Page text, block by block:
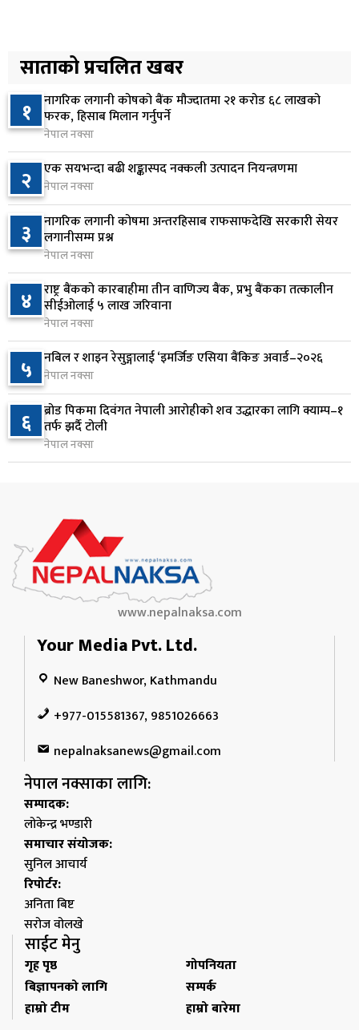
५
ठक्कर दिँदा किशोरको मृत्यु
१ दिन अघि
६
प्रतिनिधिसभा बैठक बस्दै , पाँच विधेयक र प्रतिवेदन
प्रस्तुत हुने
१ दिन अघि
७
आज बस्ने भनिएको राष्ट्रिय सभाको बैठक बुधबारका लागि
सर्‍यो
१ दिन अघि
८
वीरगञ्जमा ट्यांकरको सिल खोलेर तेल निकाल्ने सात जना
रंगेहात पक्राउ
१ दिन अघि
९
जन्मसिद्ध नागरिकता कडा बनाउने ट्रम्पको नयाँ प्रयास, दुई
कार्यकारी आदेश जारी
१० राप्रपाको निर्णय: बागमती प्रदेश सरकारमा सहभागी नहुने
१ दिन अघि
साताको प्रचलित खबर
१ नागरिक लगानी कोषको बैंक मौज्दातमा २१ करोड ६८ लाखको
फरक, हिसाब मिलान गर्नुपर्ने
नेपाल नक्सा
२ एक सयभन्दा बढी शङ्कास्पद नक्कली उत्पादन नियन्त्रणमा
नेपाल नक्सा
३ नागरिक लगानी कोषमा अन्तरहिसाब राफसाफदेखि सरकारी सेयर
लगानीसम्म प्रश्न
नेपाल नक्सा
४ राष्ट्र बैंकको कारबाहीमा तीन वाणिज्य बैंक, प्रभु बैंकका तत्कालीन
सीईओलाई ५ लाख जरिवाना
नेपाल नक्सा
५ नबिल र शाइन रेसुङ्गालाई ‘इमर्जिङ एसिया बैंकिङ अवार्ड–२०२६
नेपाल नक्सा
६ ब्रोड पिकमा दिवंगत नेपाली आरोहीको शव उद्धारका लागि क्याम्प–१
तर्फ झर्दै टोली
नेपाल नक्सा
www.nepalnaksa.com
Your Media Pvt. Ltd.
New Baneshwor, Kathmandu
+977-015581367, 9851026663
nepalnaksanews@gmail.com
नेपाल नक्साका लागि:
सम्पादक:
लोकेन्द्र भण्डारी
समाचार संयोजक:
सुनिल आचार्य
रिपोर्टर:
अनिता बिष्ट
सरोज वोलखे
साईट मेनु
गृह पृष्ठ
गोपनियता
बिज्ञापनको लागि
सम्पर्क
हाम्रो टीम
हाम्रो बारेमा